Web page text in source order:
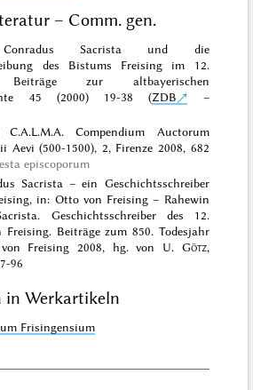
– Comm. gen.
Sacrista und die
des Bistums Freising im 12.
Beiträge zur altbayerischen
45 (2000) 19-38 (ZDB
–
Compendium Auctorum
Aevi (500-1500), 2, Firenze 2008, 682
episcoporum
Sacrista – ein Geschichtsschreiber
in: Otto von Freising – Rahewin
Geschichtsschreiber des 12.
Freising. Beiträge zum 850. Todesjahr
Freising 2008, hg. von U. Götz,
96
in Werkartikeln
Frisingensium